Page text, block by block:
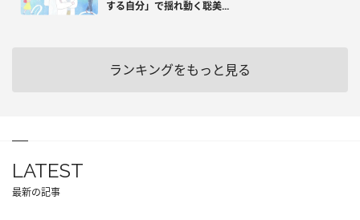
する自分」で揺れ動く聡美...
ランキングをもっと見る
LATEST
最新の記事